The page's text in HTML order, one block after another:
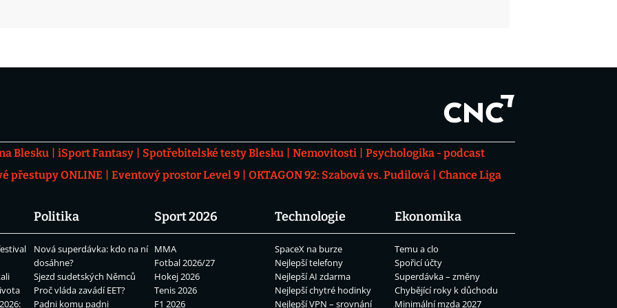
Blesku iSport Fantasy Spotřebitelské testy Blesku Nemovitosti
Psychologika - podcast
přestupy ONLINE
Eventový prostor Level 9 OKTAGON 92: Szabová vs. Pudilová Chance Liga
Politika
Nová superdávka: kdo na ní
dosáhne?
Sjezd sudetských Němců
Proč vláda zavádí EET?
Padni komu padni
Sport 2026
MMA
Fotbal 2026/27
Hokej 2026
Tenis 2026
F1 2026
Technologie
SpaceX na burze
Nejlepší telefony
Nejlepší AI zdarma
Nejlepší chytré hodinky
Nejlepší VPN – srovnání
Ekonomika
Temu a clo
Spořicí účty
Superdávka – změny
Chybějící roky k důchodu
Minimální mzda 2027